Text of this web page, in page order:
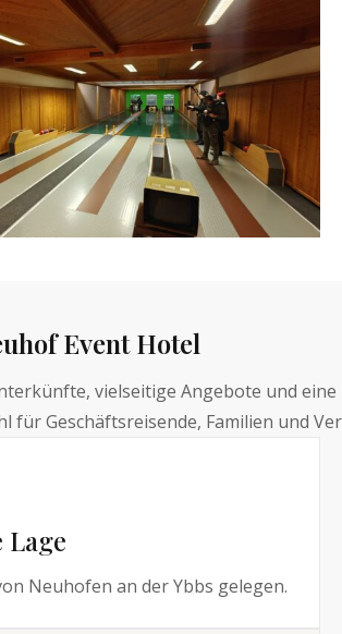
Event Hotel
vielseitige Angebote und
für Geschäftsreisende, Familien und
Lage
Neuhofen an der Ybbs gelegen.